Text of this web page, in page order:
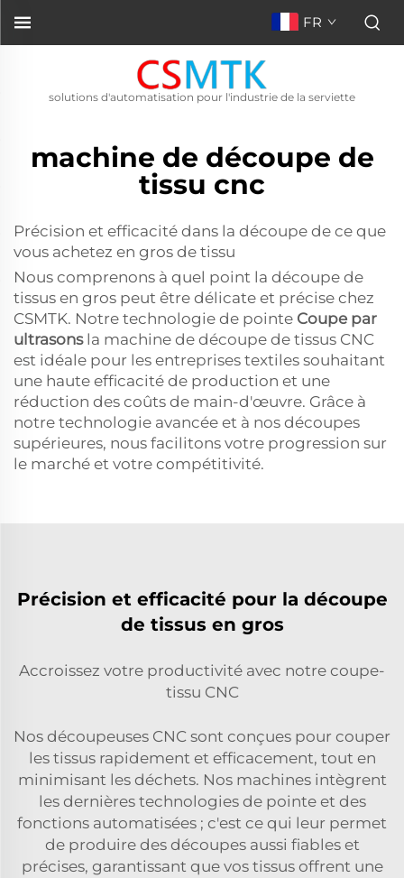
FR
solutions d'automatisation pour l'industrie de la serviette
machine de découpe de
tissu cnc
Précision et efficacité dans la découpe de ce que
vous achetez en gros de tissu
Nous comprenons à quel point la découpe de
tissus en gros peut être délicate et précise chez
CSMTK. Notre technologie de pointe Coupe par
ultrasons la machine de découpe de tissus CNC
est idéale pour les entreprises textiles souhaitant
une haute efficacité de production et une
réduction des coûts de main-d'œuvre. Grâce à
notre technologie avancée et à nos découpes
supérieures, nous facilitons votre progression sur
le marché et votre compétitivité.
Précision et efficacité pour la découpe
de tissus en gros
Accroissez votre productivité avec notre coupe-
tissu CNC
Nos découpeuses CNC sont conçues pour couper
les tissus rapidement et efficacement, tout en
minimisant les déchets. Nos machines intègrent
les dernières technologies de pointe et des
fonctions automatisées ; c'est ce qui leur permet
de produire des découpes aussi fiables et
précises, garantissant que vos tissus offrent une